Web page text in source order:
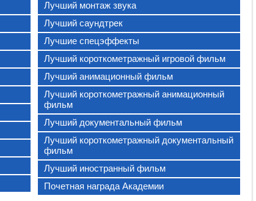
Лучший монтаж звука
Лучший саундтрек
Лучшие спецэффекты
Лучший короткометражный игровой фильм
Лучший анимационный фильм
Лучший короткометражный анимационный
фильм
Лучший документальный фильм
Лучший короткометражный документальный
фильм
Лучший иностранный фильм
Почетная награда Академии